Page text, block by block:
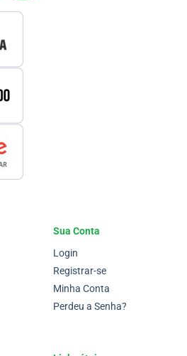
Sua Conta
Login
Registrar-se
Minha Conta
Perdeu a Senha?